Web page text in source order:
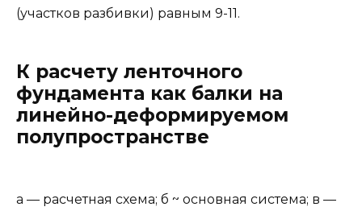
(участков разбивки) равным 9-11.
К расчету ленточного
фундамента как балки на
линейно-деформируемом
полупространстве
а — расчетная схема; б ~ основная система; в —